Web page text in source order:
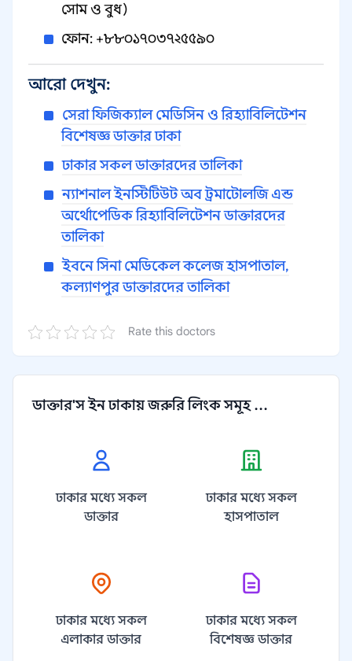
সোম ও বুধ)
ফোন: +৮৮০১৭০৩৭২৫৫৯০
আরো দেখুন:
সেরা ফিজিক্যাল মেডিসিন ও রিহ্যাবিলিটেশন
বিশেষজ্ঞ ডাক্তার ঢাকা
ঢাকার সকল ডাক্তারদের তালিকা
ন্যাশনাল ইনস্টিটিউট অব ট্রমাটোলজি এন্ড
অর্থোপেডিক রিহ্যাবিলিটেশন ডাক্তারদের
তালিকা
ইবনে সিনা মেডিকেল কলেজ হাসপাতাল,
কল্যাণপুর ডাক্তারদের তালিকা
Rate this doctors
ডাক্তার'স ইন ঢাকায় জরুরি লিংক সমূহ ...
ঢাকার মধ্যে সকল
ডাক্তার
ঢাকার মধ্যে সকল
হাসপাতাল
ঢাকার মধ্যে সকল
এলাকার ডাক্তার
ঢাকার মধ্যে সকল
বিশেষজ্ঞ ডাক্তার